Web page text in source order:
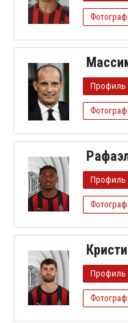
Профиль
Профиль
Профиль